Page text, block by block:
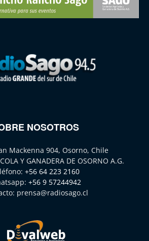
NOSOTROS
Mackenna 904, Osorno, Chile
Y GANADERA DE OSORNO A.G.
+56 64 223 2160
+56 9 57244942
prensa@radiosago.cl